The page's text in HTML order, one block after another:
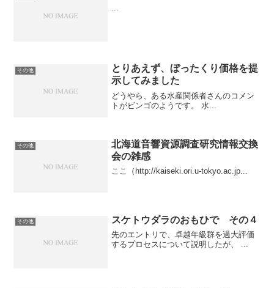
...
その他
とりあえず、ぼったくり価格を提
示してみました
どうやら、ある水産関係者さんのコメン
トがビンゴのようです。 水...
その他
北海道音響資源調査研究情報交換
会の雑感
ここ（http://kaiseki.ori.u-tokyo.ac.jp...
その他 スケトウダラのおもひで その４
先のエントリで、卓越年級群を過大評価
するプロセスについて説明したが、 ...